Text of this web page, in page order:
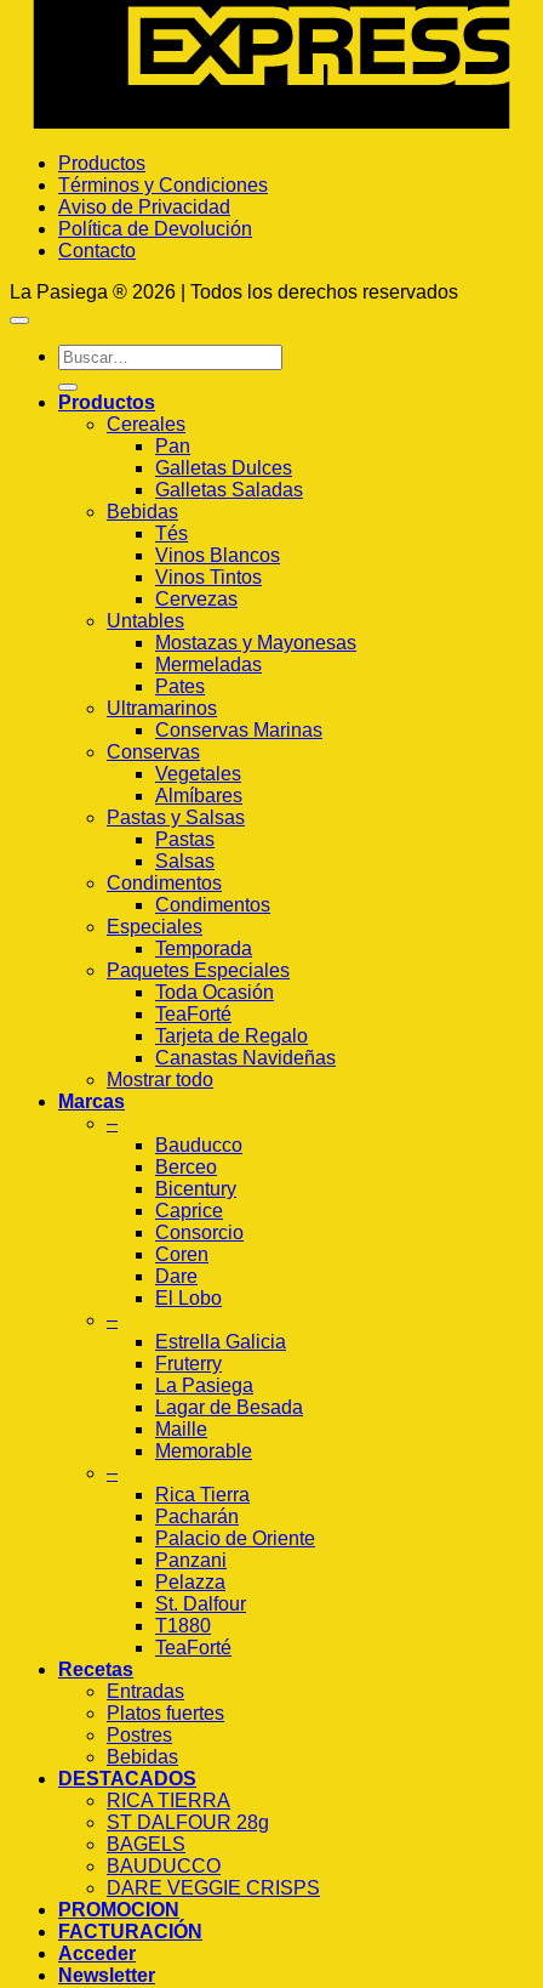
Productos
Términos y Condiciones
Aviso de Privacidad
Política de Devolución
Contacto
La Pasiega ® 2026 | Todos los derechos reservados
Buscar
por:
Productos
Cereales
Pan
Galletas Dulces
Galletas Saladas
Bebidas
Tés
Vinos Blancos
Vinos Tintos
Cervezas
Untables
Mostazas y Mayonesas
Mermeladas
Pates
Ultramarinos
Conservas Marinas
Conservas
Vegetales
Almíbares
Pastas y Salsas
Pastas
Salsas
Condimentos
Condimentos
Especiales
Temporada
Paquetes Especiales
Toda Ocasión
TeaForté
Tarjeta de Regalo
Canastas Navideñas
Mostrar todo
Marcas
–
Bauducco
Berceo
Bicentury
Caprice
Consorcio
Coren
Dare
El Lobo
–
Estrella Galicia
Fruterry
La Pasiega
Lagar de Besada
Maille
Memorable
–
Rica Tierra
Pacharán
Palacio de Oriente
Panzani
Pelazza
St. Dalfour
T1880
TeaForté
Recetas
Entradas
Platos fuertes
Postres
Bebidas
DESTACADOS
RICA TIERRA
ST DALFOUR 28g
BAGELS
BAUDUCCO
DARE VEGGIE CRISPS
PROMOCION
FACTURACIÓN
Acceder
Newsletter